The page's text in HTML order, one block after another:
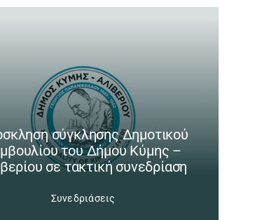
σύγκλησης Δημοτικού
του Δήμου Κύμης –
σε τακτική συνεδρίαση
Συνεδριάσεις